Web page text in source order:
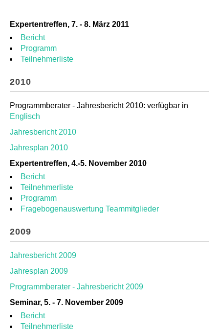
Expertentreffen, 7. - 8. März 2011
Bericht
Programm
Teilnehmerliste
2010
Programmberater - Jahresbericht 2010: verfügbar in
Englisch
Jahresbericht 2010
Jahresplan 2010
Expertentreffen, 4.-5. November 2010
Bericht
Teilnehmerliste
Programm
Fragebogenauswertung Teammitglieder
2009
Jahresbericht 2009
Jahresplan 2009
Programmberater - Jahresbericht 2009
Seminar, 5. - 7. November 2009
Bericht
Teilnehmerliste